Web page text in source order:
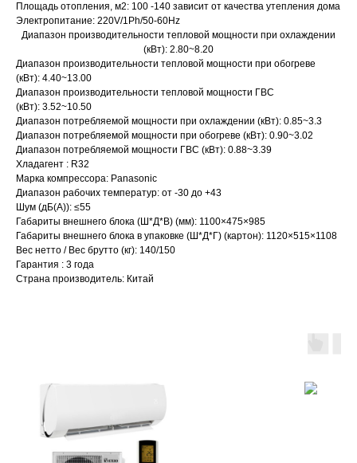
Площадь отопления, м2: 100 -140 зависит от качества утепления дома
Электропитание: 220V/1Ph/50-60Hz
Диапазон производительности тепловой мощности при охлаждении
(кВт): 2.80~8.20
Диапазон производительности тепловой мощности при обогреве
(кВт): 4.40~13.00
Диапазон производительности тепловой мощности ГВС
(кВт): 3.52~10.50
Диапазон потребляемой мощности при охлаждении (кВт): 0.85~3.3
Диапазон потребляемой мощности при обогреве (кВт): 0.90~3.02
Диапазон потребляемой мощности ГВС (кВт): 0.88~3.39
Хладагент : R32
Марка компрессора: Panasonic
Диапазон рабочих температур: от -30 до +43
Шум (дБ(А)): ≤55
Габариты внешнего блока (Ш*Д*В) (мм): 1100×475×985
Габариты внешнего блока в упаковке (Ш*Д*Г) (картон): 1120×515×1108
Вес нетто / Вес брутто (кг): 140/150
Гарантия : 3 года
Страна производитель: Китай